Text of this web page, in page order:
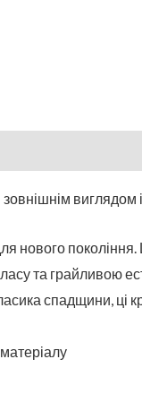
зовнішнім
нового
та грайливою
спадщини, ці